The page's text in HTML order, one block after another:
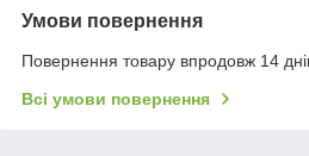
Умови повернення
Повернення товару впродовж 14
Всі умови повернення